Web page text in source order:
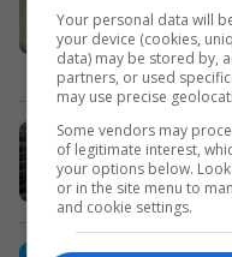
Your personal data will
your device (cookies,
data) may be stored by,
partners, or used
may use precise
Some vendors may
of legitimate interest,
your options below.
or in the site menu to
and cookie settings.